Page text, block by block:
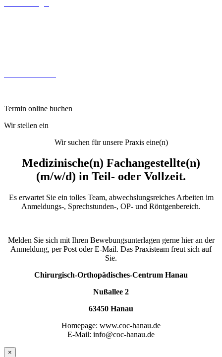
Termin online buchen
Wir stellen ein
Wir suchen für unsere Praxis eine(n)
Medizinische(n) Fachangestellte(n)
(m/w/d) in Teil- oder Vollzeit.
Es erwartet Sie ein tolles Team, abwechslungsreiches Arbeiten im
Anmeldungs-, Sprechstunden-, OP- und Röntgenbereich.
Melden Sie sich mit Ihren Bewebungsunterlagen gerne hier an der
Anmeldung, per Post oder E-Mail. Das Praxisteam freut sich auf
Sie.
Chirurgisch-Orthopädisches-Centrum Hanau
Nußallee 2
63450 Hanau
Homepage: www.coc-hanau.de
E-Mail: info@coc-hanau.de
×